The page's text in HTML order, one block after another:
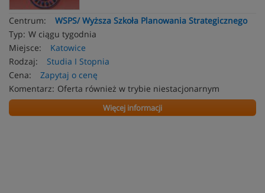
Centrum:
WSPS/ Wyższa Szkoła Planowania Strategicznego
Typ: W ciągu tygodnia
Miejsce:
Katowice
Rodzaj:
Studia I Stopnia
Cena:
Zapytaj o cenę
Komentarz: Oferta również w trybie niestacjonarnym
Więcej informacji